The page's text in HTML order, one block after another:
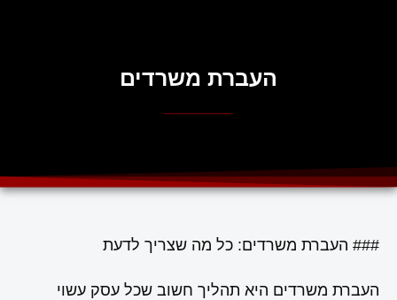
העברת משרדים
### העברת משרדים: כל מה שצריך לדעת
העברת משרדים היא תהליך חשוב שכל עסק עשוי